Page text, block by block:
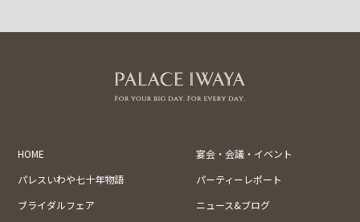
HOME
宴会・会議・イベント
パレスいわや七十年物語
パーティーレポート
ブライダルフェア
ニュース&ブログ